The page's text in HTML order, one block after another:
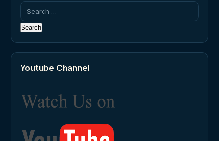
Search
for:
Youtube Channel